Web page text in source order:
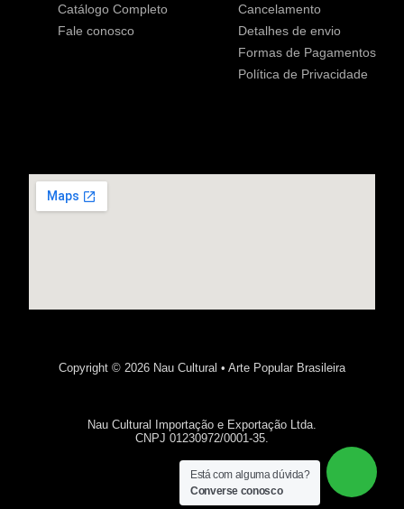
Catálogo Completo
Fale conosco
Cancelamento
Detalhes de envio
Formas de Pagamentos
Política de Privacidade
Copyright © 2026 Nau Cultural • Arte Popular Brasileira
Nau Cultural Importação e Exportação Ltda.
CNPJ 01230972/0001-35.
Está com alguma dúvida?
Converse conosco